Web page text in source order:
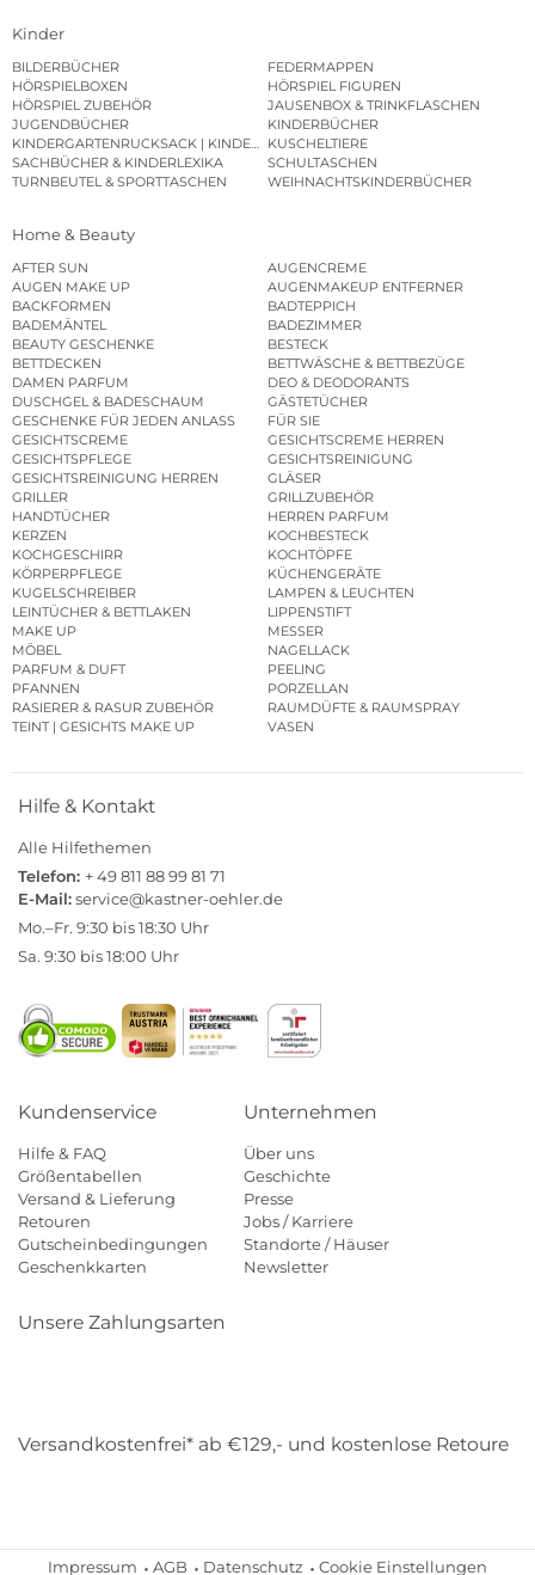
Kinder
BILDERBÜCHER
FEDERMAPPEN
HÖRSPIELBOXEN
HÖRSPIEL FIGUREN
HÖRSPIEL ZUBEHÖR
JAUSENBOX & TRINKFLASCHEN
JUGENDBÜCHER
KINDERBÜCHER
KINDERGARTENRUCKSACK | KINDERGARTENBEUTEL
KUSCHELTIERE
SACHBÜCHER & KINDERLEXIKA
SCHULTASCHEN
TURNBEUTEL & SPORTTASCHEN
WEIHNACHTSKINDERBÜCHER
Home & Beauty
AFTER SUN
AUGENCREME
AUGEN MAKE UP
AUGENMAKEUP ENTFERNER
BACKFORMEN
BADTEPPICH
BADEMÄNTEL
BADEZIMMER
BEAUTY GESCHENKE
BESTECK
BETTDECKEN
BETTWÄSCHE & BETTBEZÜGE
DAMEN PARFUM
DEO & DEODORANTS
DUSCHGEL & BADESCHAUM
GÄSTETÜCHER
GESCHENKE FÜR JEDEN ANLASS
FÜR SIE
GESICHTSCREME
GESICHTSCREME HERREN
GESICHTSPFLEGE
GESICHTSREINIGUNG
GESICHTSREINIGUNG HERREN
GLÄSER
GRILLER
GRILLZUBEHÖR
HANDTÜCHER
HERREN PARFUM
KERZEN
KOCHBESTECK
KOCHGESCHIRR
KOCHTÖPFE
KÖRPERPFLEGE
KÜCHENGERÄTE
KUGELSCHREIBER
LAMPEN & LEUCHTEN
LEINTÜCHER & BETTLAKEN
LIPPENSTIFT
MAKE UP
MESSER
MÖBEL
NAGELLACK
PARFUM & DUFT
PEELING
PFANNEN
PORZELLAN
RASIERER & RASUR ZUBEHÖR
RAUMDÜFTE & RAUMSPRAY
TEINT | GESICHTS MAKE UP
VASEN
Hilfe & Kontakt
Alle Hilfethemen
Telefon: + 49 811 88 99 81 71
E-Mail:service@kastner-oehler.de
Mo.–Fr. 9:30 bis 18:30 Uhr
Sa. 9:30 bis 18:00 Uhr
Kundenservice
Hilfe & FAQ
Größentabellen
Versand & Lieferung
Retouren
Gutscheinbedingungen
Geschenkkarten
Unternehmen
Über uns
Geschichte
Presse
Jobs / Karriere
Standorte / Häuser
Newsletter
Unsere Zahlungsarten
Versandkostenfrei* ab €129,- und kostenlose Retoure
Impressum AGB Datenschutz Cookie Einstellungen